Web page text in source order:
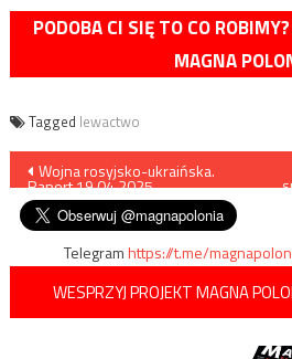
PODOBA CI SIĘ TO CO
MAGNA
Tagged lewactwo
Nawigacja
wpisu
Wojna rosyjsko-ukraińska.
Raport 19.04.2025
Telegramhttps://t.me/
WESPRZYJ PROJEKT MAGNA